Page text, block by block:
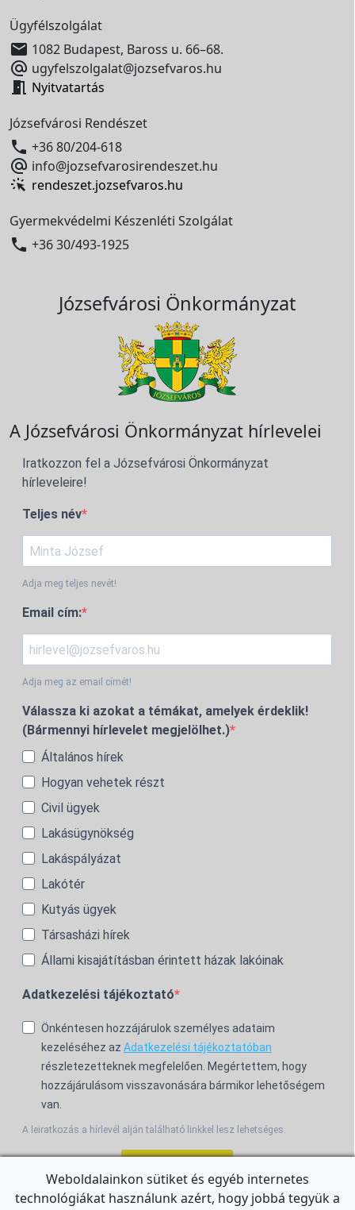
Ügyfélszolgálat
 1082 Budapest, Baross u. 66–68.
 ugyfelszolgalat@jozsefvaros.hu
 Nyitvatartás
Józsefvárosi Rendészet
 +36 80/204-618
 info@jozsefvarosirendeszet.hu
rendeszet.jozsefvaros.hu
Gyermekvédelmi Készenléti Szolgálat
 +36 30/493-1925
Józsefvárosi Önkormányzat
A Józsefvárosi Önkormányzat hírlevelei
Iratkozzon fel a Józsefvárosi Önkormányzat
hírleveleire!
Teljes név
Adja meg teljes nevét!
Email cím:
Adja meg az email címét!
Válassza ki azokat a témákat, amelyek érdeklik!
(Bármennyi hírlevelet megjelölhet.)
Általános hírek
Hogyan vehetek részt
Civil ügyek
Lakásügynökség
Lakáspályázat
Lakótér
Kutyás ügyek
Társasházi hírek
Állami kisajátításban érintett házak lakóinak
Adatkezelési tájékoztató
Önkéntesen hozzájárulok személyes adataim
kezeléséhez az Adatkezelési tájékoztatóban
részletezetteknek megfelelően. Megértettem, hogy
hozzájárulásom visszavonására bármikor lehetőségem
van.
A leiratkozás a hírlevél alján található linkkel lesz lehetséges.
Weboldalainkon sütiket és egyéb internetes
technológiákat használunk azért, hogy jobbá tegyük a